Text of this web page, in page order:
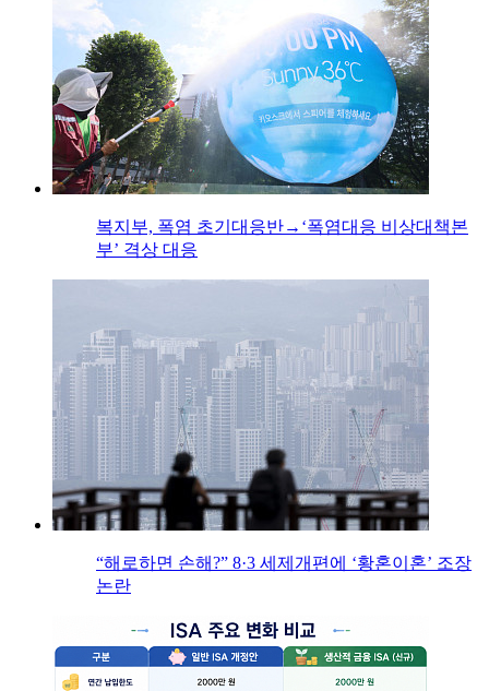
복지부, 폭염 초기대응반→‘폭염대응 비상대책본
부’ 격상 대응
“해로하면 손해?” 8·3 세제개편에 ‘황혼이혼’ 조장
논란